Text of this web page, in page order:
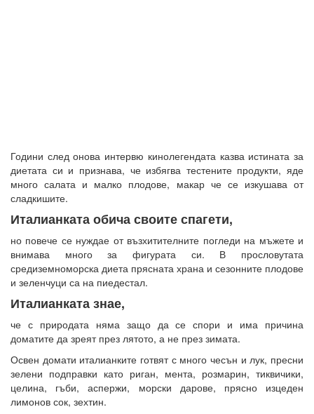
Години след онова интервю кинолегендата казва истината за
диетата си и признава, че избягва тестените продукти, яде
много салата и малко плодове, макар че се изкушава от
сладкишите.
Италианката обича своите спагети,
но повече се нуждае от възхитителните погледи на мъжете и
внимава много за фигурата си. В прословутата
средиземноморска диета прясната храна и сезонните плодове
и зеленчуци са на пиедестал.
Италианката знае,
че с природата няма защо да се спори и има причина
доматите да зреят през лятото, а не през зимата.
Освен домати италианките готвят с много чесън и лук, пресни
зелени подправки като риган, мента, розмарин, тиквичики,
целина, гъби, аспержи, морски дарове, прясно изцеден
лимонов сок, зехтин.